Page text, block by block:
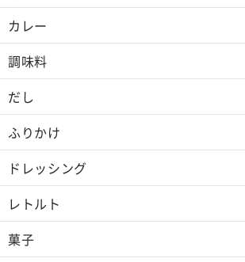
カレー
調味料
だし
ふりかけ
ドレッシング
レトルト
菓子